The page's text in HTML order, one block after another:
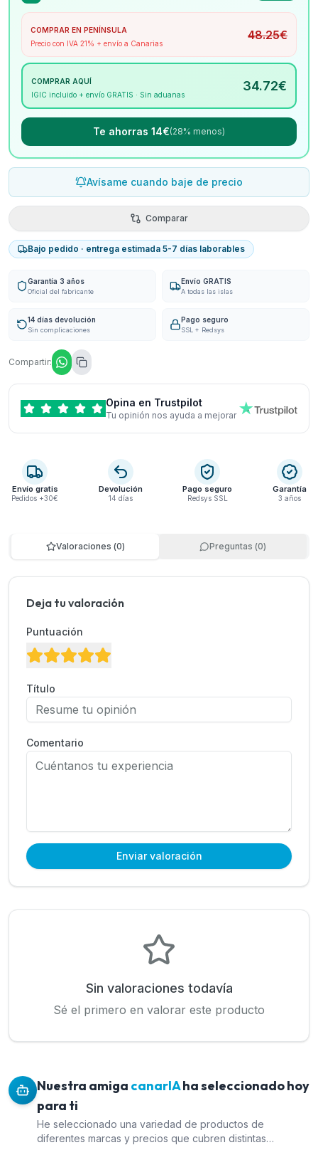
COMPRAR EN PENÍNSULA
Precio con IVA 21% + envío a Canarias
48.25€
COMPRAR AQUÍ
IGIC incluido + envío GRATIS · Sin aduanas
34.72€
Te ahorras 14€(28% menos)
Avísame cuando baje de precio
Comparar
Bajo pedido · entrega estimada 5-7 días laborables
Garantía 3 años
Oficial del fabricante
Envío GRATIS
A todas las islas
14 días devolución
Sin complicaciones
Pago seguro
SSL + Redsys
Compartir:
Opina en Trustpilot
Tu opinión nos ayuda a mejorar
Envío gratis
Pedidos +30€
Devolución
14 días
Pago seguro
Redsys SSL
Garantía
3 años
Valoraciones (0) Preguntas (0)
Deja tu valoración
Puntuación
Título
Comentario
Enviar valoración
Sin valoraciones todavía
Sé el primero en valorar este producto
Nuestra amiga canarIAha seleccionado hoy
para ti
He seleccionado una variedad de productos de
diferentes marcas y precios que cubren distintas